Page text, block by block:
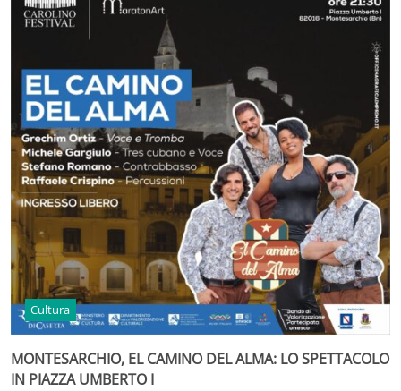
Cultura
MONTESARCHIO, EL CAMINO DEL ALMA: LO SPETTACOLO
IN PIAZZA UMBERTO I